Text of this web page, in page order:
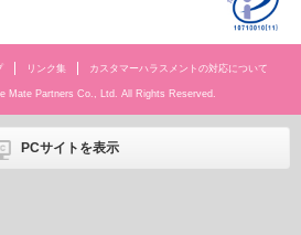
リンク集 カスタマーハラスメントの対応について
Mate Partners Co., Ltd. All Rights Reserved.
PCサイトを表示